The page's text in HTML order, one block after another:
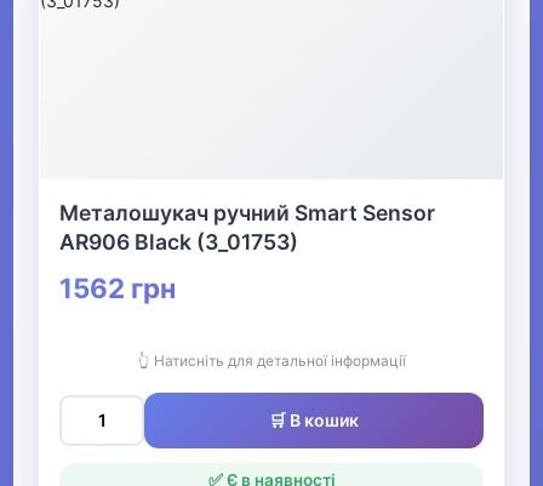
Металошукач ручний Smart Sensor
AR906 Black (3_01753)
1562 грн
👆 Натисніть для детальної інформації
🛒 В кошик
✅ Є в наявності